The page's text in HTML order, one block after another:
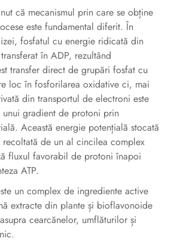
că mecanismul prin care se obține
este fundamental diferit. În
fosfatul cu energie ridicată din
în ADP, rezultând
transfer direct de grupări fosfat cu
loc în fosforilarea oxidative ci, mai
din transportul de electroni este
gradient de protoni prin
Această energie potențială stocată
recoltată de un al cincilea complex
fluxul favorabil de protoni înapoi
ATP.
un complex de ingrediente active
extracte din plante și bioflavonoide
cearcănelor, umflăturilor și